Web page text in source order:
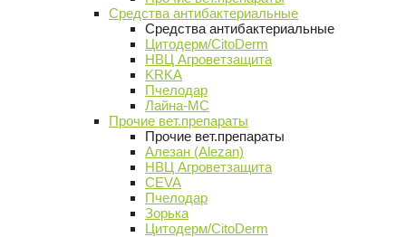
Средства антибактериальные
Средства антибактериальные
Цитодерм/CitoDerm
НВЦ Агроветзащита
KRKA
Пчелодар
Лайна-МС
Прочие вет.препараты
Прочие вет.препараты
Алезан (Alezan)
НВЦ Агроветзащита
CEVA
Пчелодар
Зорька
Цитодерм/CitoDerm